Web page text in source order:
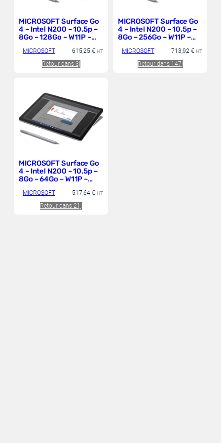
MICROSOFT Surface Go
4 – Intel N200 – 10.5p –
8Go – 128Go – W11P –
Hybride 2-en-1
MICROSOFT 615,25 € HT
Retour dans 3j
MICROSOFT Surface Go
4 – Intel N200 – 10.5p –
8Go – 256Go – W11P –
Hybride 2-en-1
MICROSOFT 713,92 € HT
Retour dans 147j
MICROSOFT Surface Go
4 – Intel N200 – 10.5p –
8Go – 64Go – W11P –
Hybride 2-en-1
MICROSOFT 517,64 € HT
Retour dans 21j